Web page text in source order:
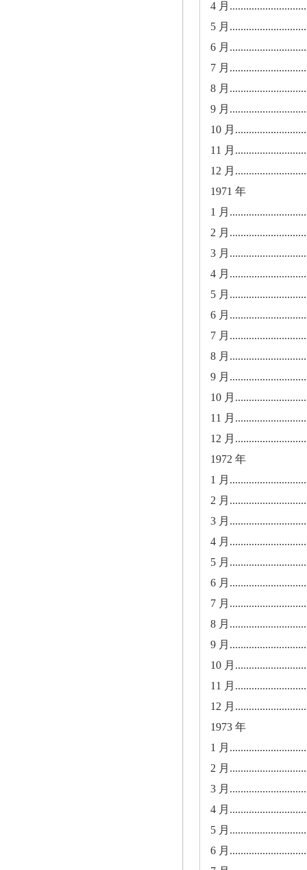
4 月
5 月
6 月
7 月
8 月
9 月
10 月
11 月
12 月
1971 年
1 月
2 月
3 月
4 月
5 月
6 月
7 月
8 月
9 月
10 月
11 月
12 月
1972 年
1 月
2 月
3 月
4 月
5 月
6 月
7 月
8 月
9 月
10 月
11 月
12 月
1973 年
1 月
2 月
3 月
4 月
5 月
6 月